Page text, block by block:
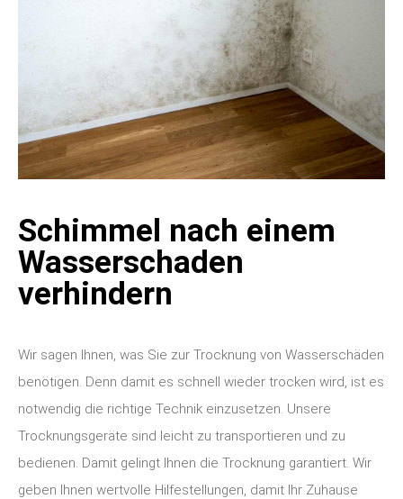
Schimmel nach einem
Wasserschaden
verhindern
Wir sagen Ihnen, was Sie zur Trocknung von Wasserschäden
benötigen. Denn damit es schnell wieder trocken wird, ist es
notwendig die richtige Technik einzusetzen. Unsere
Trocknungsgeräte sind leicht zu transportieren und zu
bedienen. Damit gelingt Ihnen die Trocknung garantiert. Wir
geben Ihnen wertvolle Hilfestellungen, damit Ihr Zuhause